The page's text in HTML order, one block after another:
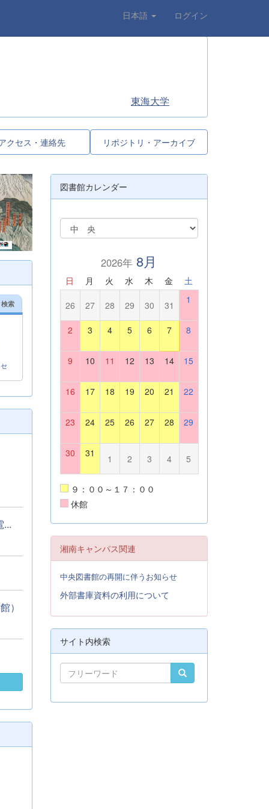
日本語 ログイン
東海大学
クセス・連絡先 リポジトリ・アーカイブ
索
...
）
図書館カレンダー
2026年 8月
日 月 火 水 木 金 土
26 27 28 29 30 31 1
2 3 4 5 6 7 8
9 10 11 12 13 14 15
16 17 18 19 20 21 22
23 24 25 26 27 28 29
30 31 1 2 3 4 5
９：００～１７：００
休館
湘南キャンパス関連
中央図書館の再開に伴うお知らせ
外部書庫資料の利用について
サイト内検索